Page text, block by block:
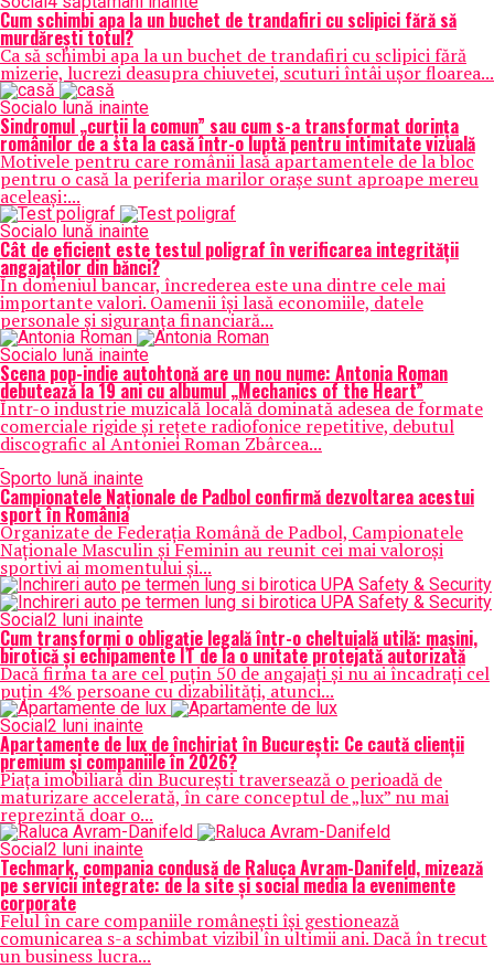
Cum schimbi apa la un buchet de trandafiri cu sclipici fără să
murdărești totul?
Ca să schimbi apa la un buchet de trandafiri cu sclipici fără
mizerie, lucrezi deasupra chiuvetei, scuturi întâi ușor floarea...
Socialo lună inainte
Sindromul „curții la comun” sau cum s-a transformat dorința
românilor de a sta la casă într-o luptă pentru intimitate vizuală
Motivele pentru care românii lasă apartamentele de la bloc
pentru o casă la periferia marilor orașe sunt aproape mereu
aceleași:...
Socialo lună inainte
Cât de eficient este testul poligraf în verificarea integrității
angajaților din bănci?
În domeniul bancar, încrederea este una dintre cele mai
importante valori. Oamenii își lasă economiile, datele
personale și siguranța financiară...
Socialo lună inainte
Scena pop-indie autohtonă are un nou nume: Antonia Roman
debutează la 19 ani cu albumul „Mechanics of the Heart”
Într-o industrie muzicală locală dominată adesea de formate
comerciale rigide și rețete radiofonice repetitive, debutul
discografic al Antoniei Roman Zbârcea...
Sporto lună inainte
Campionatele Naționale de Padbol confirmă dezvoltarea acestui
sport în România
Organizate de Federația Română de Padbol, Campionatele
Naționale Masculin și Feminin au reunit cei mai valoroși
sportivi ai momentului și...
Social2 luni inainte
Cum transformi o obligație legală într-o cheltuială utilă: mașini,
birotică și echipamente IT de la o unitate protejată autorizată
Dacă firma ta are cel puțin 50 de angajați și nu ai încadrați cel
puțin 4% persoane cu dizabilități, atunci...
Social2 luni inainte
Apartamente de lux de închiriat în București: Ce caută clienții
premium și companiile în 2026?
Piața imobiliară din București traversează o perioadă de
maturizare accelerată, în care conceptul de „lux” nu mai
reprezintă doar o...
Social2 luni inainte
Techmark, compania condusă de Raluca Avram-Danifeld, mizează
pe servicii integrate: de la site și social media la evenimente
corporate
Felul în care companiile românești își gestionează
comunicarea s-a schimbat vizibil în ultimii ani. Dacă în trecut
un business lucra...